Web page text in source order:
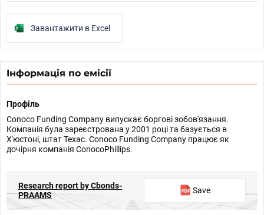
Завантажити в Excel
Інформація по емісії
Профіль
Conoco Funding Company випускає боргові зобов'язання.
Компанія була зареєстрована у 2001 році та базується в
Х'юстоні, штат Техас. Conoco Funding Company працює як
дочірня компанія ConocoPhillips.
Research report by Cbonds-
PRAAMS
Save